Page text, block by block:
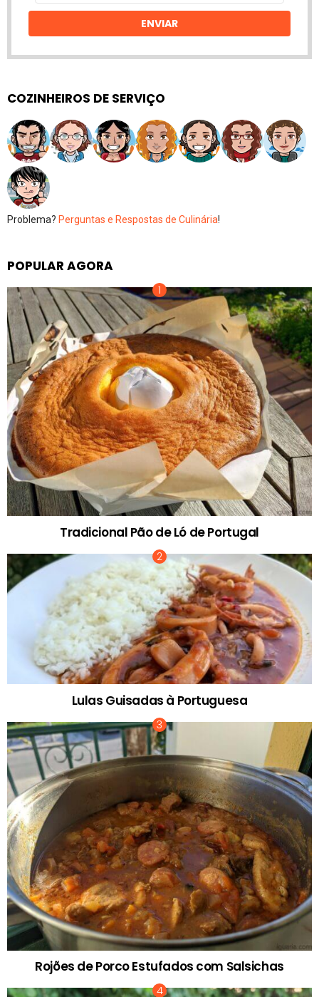
email
ENVIAR
COZINHEIROS DE SERVIÇO
Problema? Perguntas e Respostas de Culinária!
POPULAR AGORA
Tradicional Pão de Ló de Portugal
Lulas Guisadas à Portuguesa
Rojões de Porco Estufados com Salsichas